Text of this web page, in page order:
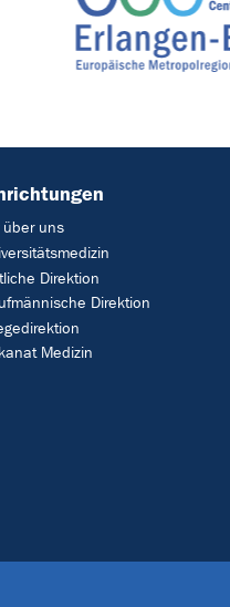
über uns
Direktion
Direktion
Medizin